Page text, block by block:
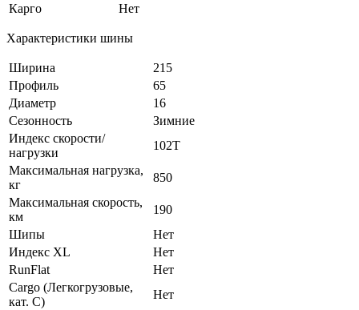
Карго
Нет
Характеристики шины
Ширина
215
Профиль
65
Диаметр
16
Сезонность
Зимние
Индекс скорости/
нагрузки
102T
Максимальная нагрузка,
кг
850
Максимальная скорость,
км
190
Шипы
Нет
Индекс XL
Нет
RunFlat
Нет
Cargo (Легкогрузовые,
кат. С)
Нет